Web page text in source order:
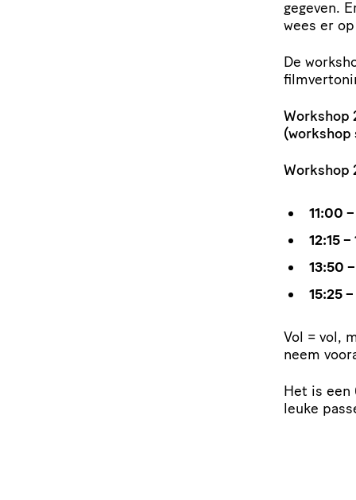
gegeven.
wees er
De
Workshop
(workshop
Workshop
11:00
12:15
13:50
15:25
Vol = vol,
neem
Het is een
leuke